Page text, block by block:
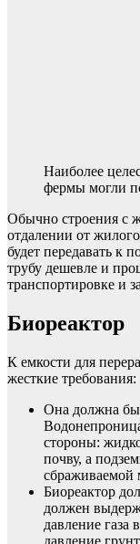
Наиболее
фермы могли
Обычно строения с
отдалении от
будет передавать к
трубу дешевле и
транспортировке и
Биореактор
К емкости для
жесткие требования:
Она должна
стороны:
почву, а
сбраживаемой
Биореактор
должен
давление газа
давление